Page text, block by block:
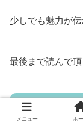
少しでも魅力が伝
最後まで読んで
【葬送の
メニュー ホ